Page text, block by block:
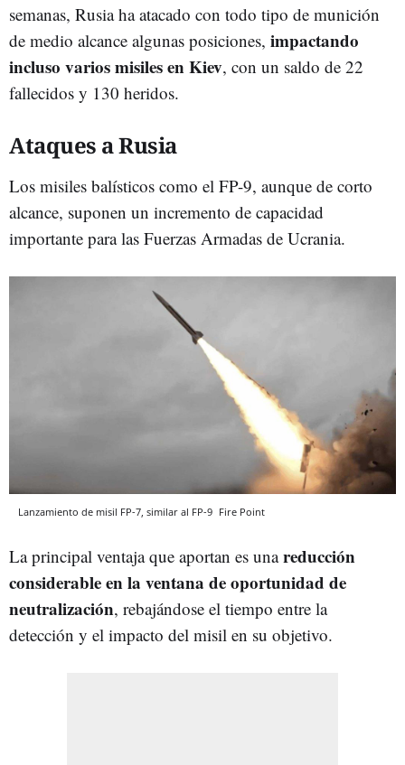
semanas, Rusia ha atacado con todo tipo de munición
de medio alcance algunas posiciones, impactando
incluso varios misiles en Kiev, con un saldo de 22
fallecidos y 130 heridos.
Ataques a Rusia
Los misiles balísticos como el FP-9, aunque de corto
alcance, suponen un incremento de capacidad
importante para las Fuerzas Armadas de Ucrania.
Lanzamiento de misil FP-7, similar al FP-9 Fire Point
La principal ventaja que aportan es unareducción
considerable en la ventana de oportunidad de
neutralización, rebajándose el tiempo entre la
detección y el impacto del misil en su objetivo.